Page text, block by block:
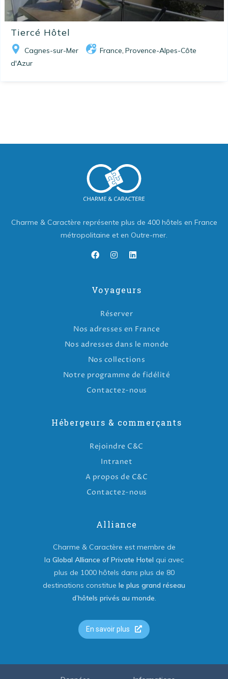
Tiercé Hôtel
Cagnes-sur-Mer France, Provence-Alpes-Côte
d'Azur
Charme & Caractère représente plus de 400 hôtels en France
métropolitaine et en Outre-mer.
Voyageurs
Réserver
Nos adresses en France
Nos adresses dans le monde
Nos collections
Notre programme de fidélité
Contactez-nous
Hébergeurs & commerçants
Rejoindre C&C
Intranet
A propos de C&C
Contactez-nous
Alliance
Charme & Caractère est membre de
la Global Alliance of Private Hotel qui avec
plus de 1000 hôtels dans plus de 80
destinations constitue le plus grand réseau
d’hôtels privés au monde.
En savoir plus